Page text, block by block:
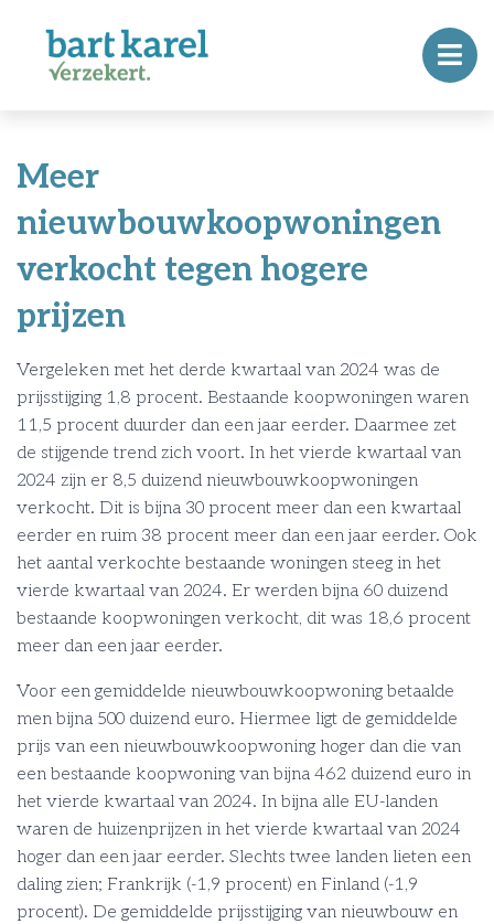
Meer
nieuwbouwkoopwoningen
verkocht tegen hogere
prijzen
Vergeleken met het derde kwartaal van 2024 was de
prijsstijging 1,8 procent. Bestaande koopwoningen waren
11,5 procent duurder dan een jaar eerder. Daarmee zet
de stijgende trend zich voort. In het vierde kwartaal van
2024 zijn er 8,5 duizend nieuwbouwkoopwoningen
verkocht. Dit is bijna 30 procent meer dan een kwartaal
eerder en ruim 38 procent meer dan een jaar eerder. Ook
het aantal verkochte bestaande woningen steeg in het
vierde kwartaal van 2024. Er werden bijna 60 duizend
bestaande koopwoningen verkocht, dit was 18,6 procent
meer dan een jaar eerder.
Voor een gemiddelde nieuwbouwkoopwoning betaalde
men bijna 500 duizend euro. Hiermee ligt de gemiddelde
prijs van een nieuwbouwkoopwoning hoger dan die van
een bestaande koopwoning van bijna 462 duizend euro in
het vierde kwartaal van 2024. In bijna alle EU-landen
waren de huizenprijzen in het vierde kwartaal van 2024
hoger dan een jaar eerder. Slechts twee landen lieten een
daling zien; Frankrijk (-1,9 procent) en Finland (-1,9
procent). De gemiddelde prijsstijging van nieuwbouw en